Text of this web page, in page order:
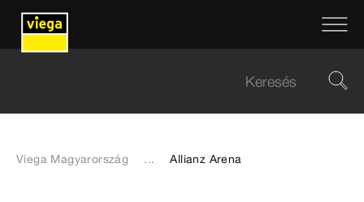
Viega Magyarország ... Allianz Arena